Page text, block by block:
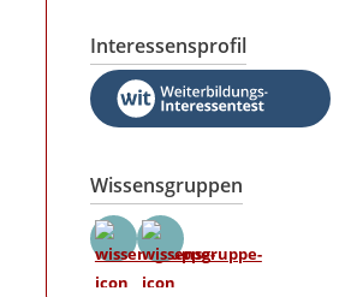
Interessensprofil
Wissensgruppen